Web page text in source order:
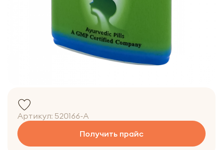
Артикул: 520166-A
Получить прайс